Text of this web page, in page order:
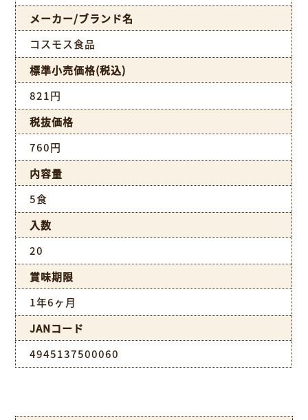
メーカー/ブランド名
コスモス食品
標準小売価格(税込)
821円
税抜価格
760円
内容量
5食
入数
20
賞味期限
1年6ヶ月
JANコード
4945137500060